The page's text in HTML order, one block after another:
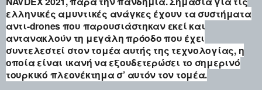
ελληνικές αμυντικές ανάγκες έχουν τα συστήματα
αντι-drones που παρουσιάστηκαν εκεί και
αντανακλούν τη μεγάλη πρόοδο που έχει
συντελεστεί στον τομέα αυτής της τεχνολογίας, η
οποία είναι ικανή να εξουδετερώσει το σημερινό
τουρκικό πλεονέκτημα σ’ αυτόν τον τομέα.